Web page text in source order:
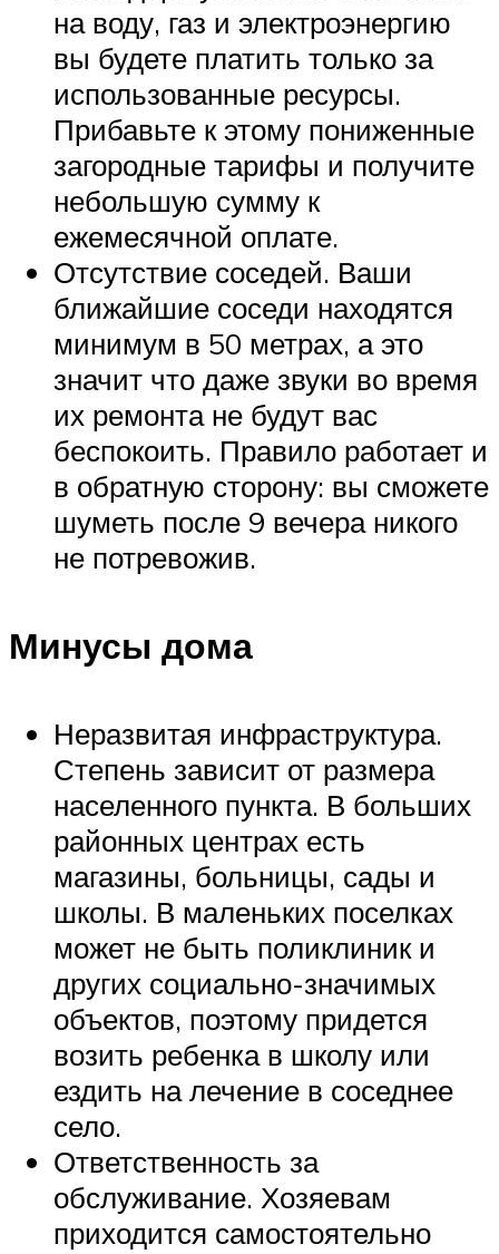
на воду, газ и электроэнергию
вы будете платить только за
использованные ресурсы.
Прибавьте к этому пониженные
загородные тарифы и получите
небольшую сумму к
ежемесячной оплате.
Отсутствие соседей. Ваши
ближайшие соседи находятся
минимум в 50 метрах, а это
значит что даже звуки во время
их ремонта не будут вас
беспокоить. Правило работает и
в обратную сторону: вы сможете
шуметь после 9 вечера никого
не потревожив.
Минусы дома
Неразвитая инфраструктура.
Степень зависит от размера
населенного пункта. В больших
районных центрах есть
магазины, больницы, сады и
школы. В маленьких поселках
может не быть поликлиник и
других социально-значимых
объектов, поэтому придется
возить ребенка в школу или
ездить на лечение в соседнее
село.
Ответственность за
обслуживание. Хозяевам
приходится самостоятельно